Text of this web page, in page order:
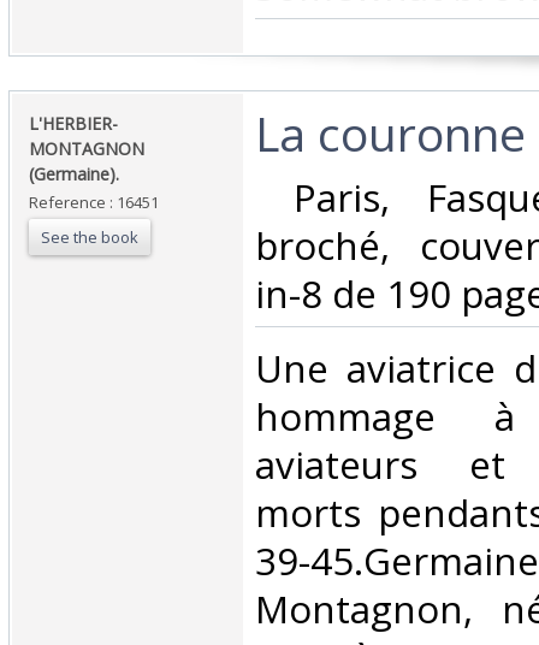
‎L'HERBIER-
MONTAGNON
(Germaine).‎
Reference : 16451
See the book
‎La
Paris,
broché,
in-8 de 190
‎Une aviatrice
hommage
aviateurs et
morts
39-
Montagnon,